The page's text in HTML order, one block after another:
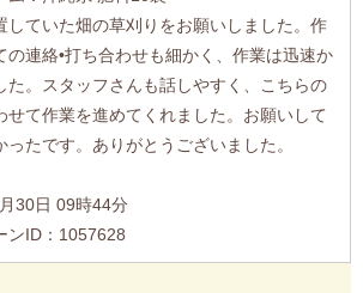
していた畑の草刈りをお願いしました。作
の連絡•打ち合わせも細かく、作業は迅速か
た。スタッフさんも話しやすく、こちらの
せて作業を進めてくれました。お願いして
ったです。ありがとうございました。
30日 09時44分
ンID：1057628